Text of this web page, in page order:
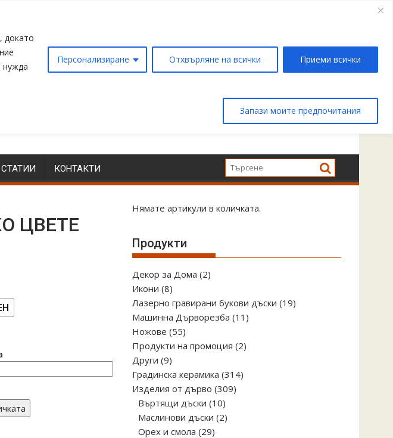
докато
нужда
Персонализиране Отхвърляне на всички Приеми всички
Запази моите предпочитания
КОНТАКТИ
ЦВЕТЕ
Нямате артикули в количката.
Продукти
Декор за Дома 22
Икони 88
продукта
Лазерно гравирани букови дъски 1919
Машинна Дърворезба 11 11
Ножове 5555
продукта
Продукти на промоция 22
Други 99
продукта
Градинска керамика 314314
Изделия от дърво 309309
Въртящи дъски 1010
продукта
Маслинови дъски 22
Орех и смола 2929